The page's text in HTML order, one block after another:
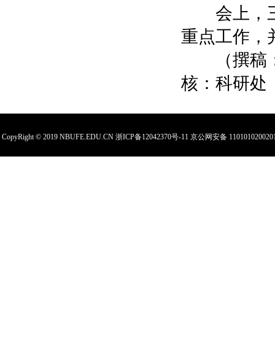
会上，三
重点工作，
（撰稿：
核：科研处
CopyRight © 2019 NBUFE.EDU.CN 浙ICP备12042370号-11 京公网安备